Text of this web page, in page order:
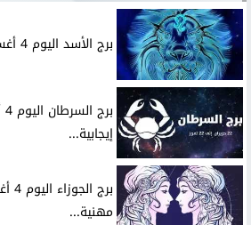
برج الأسد اليوم 4 أغسطس 2026.. النجاح يبدأ...
إيجابية...
مهنية...